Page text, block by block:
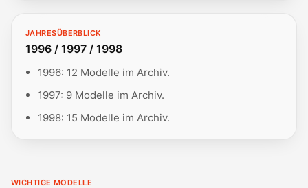
JAHRESÜBERBLICK
1996 / 1997 / 1998
1996: 12 Modelle im Archiv.
1997: 9 Modelle im Archiv.
1998: 15 Modelle im Archiv.
WICHTIGE MODELLE